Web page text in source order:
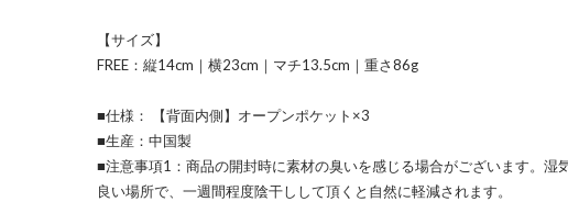
【サイズ】
FREE：縦14cm｜横23cm｜マチ13.5cm｜重さ86g
■仕様： 【背面内側】オープンポケット×3
■生産：中国製
■注意事項1：商品の開封時に素材の臭いを感じる場合がございます。湿
良い場所で、一週間程度陰干しして頂くと自然に軽減されます。